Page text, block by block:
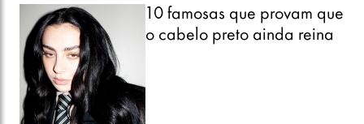
10 famosas que provam que
o cabelo preto ainda reina